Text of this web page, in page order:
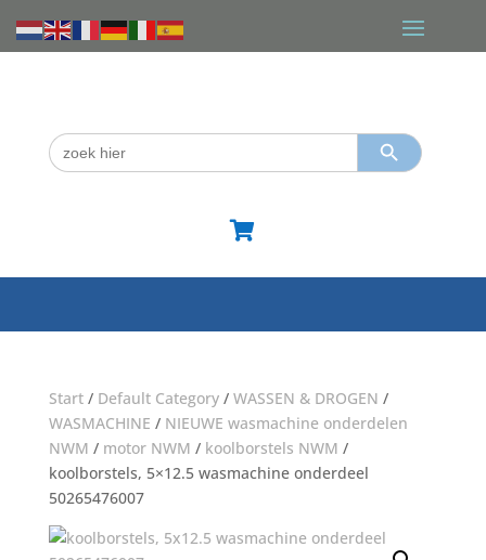
Zoek
naar:
Zoekknop

Start/ Default Category/ WASSEN & DROGEN /
WASMACHINE / NIEUWE wasmachine onderdelen
NWM / motor NWM / koolborstels NWM /
koolborstels, 5×12.5 wasmachine onderdeel
50265476007